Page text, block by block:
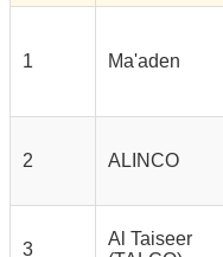
1 Ma'aden
2 ALINCO
3
Al Taiseer